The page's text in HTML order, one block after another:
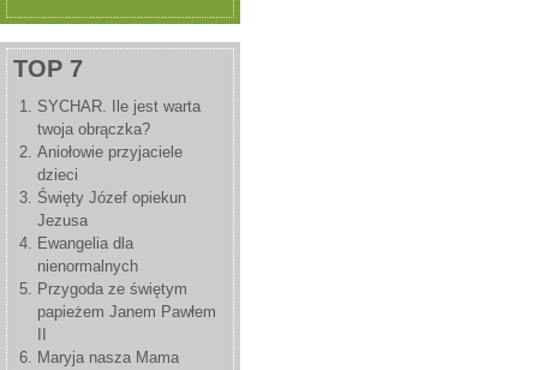
TOP 7
SYCHAR. Ile jest warta
twoja obrączka?
Aniołowie przyjaciele
dzieci
Święty Józef opiekun
Jezusa
Ewangelia dla
nienormalnych
Przygoda ze świętym
papieżem Janem Pawłem
Maryja nasza Mama